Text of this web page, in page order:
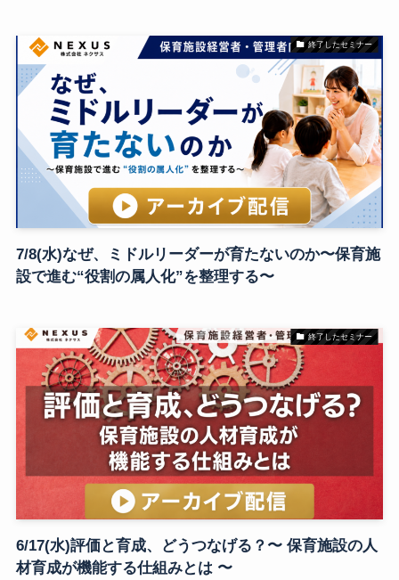
終了したセミナー
7/8(水)なぜ、ミドルリーダーが育たないのか〜保育施
設で進む“役割の属人化”を整理する〜
終了したセミナー
6/17(水)評価と育成、どうつなげる？〜 保育施設の人
材育成が機能する仕組みとは 〜